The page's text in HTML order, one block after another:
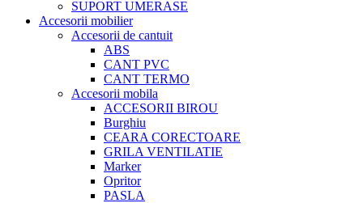
SUPORT UMERASE
Accesorii mobilier
Accesorii de cantuit
ABS
CANT PVC
CANT TERMO
Accesorii mobila
ACCESORII BIROU
Burghiu
CEARA CORECTOARE
GRILA VENTILATIE
Marker
Opritor
PASLA